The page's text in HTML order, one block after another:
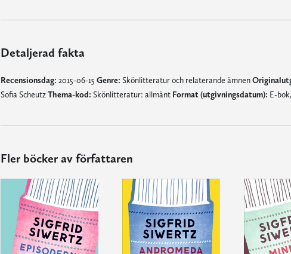
Detaljerad fakta
Recensionsdag: 2015-06-15 Genre: Skönlitteratur och relaterande ämnen
Sofia ScheutzThema-kod: Skönlitteratur: allmänt Format (utgivningsdatum): E-
Fler böcker av författaren